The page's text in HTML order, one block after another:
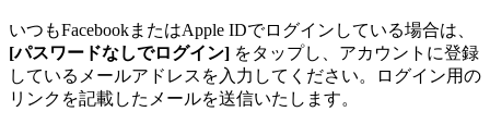
いつもFacebookまたはApple IDでログインしている場合は、
[パスワードなしでログイン] をタップし、アカウントに登録
しているメールアドレスを入力してください。ログイン用の
リンクを記載したメールを送信いたします。